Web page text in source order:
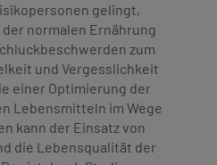
gelingt,
normalen Ernährung
zum
und Vergesslichkeit
einer Optimierung der
Lebensmitteln im Wege
kann der Einsatz von
die Lebensqualität der